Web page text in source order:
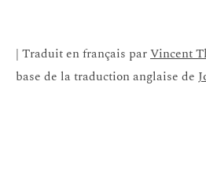
| Traduit en français parVincent
base de la traduction anglaise de